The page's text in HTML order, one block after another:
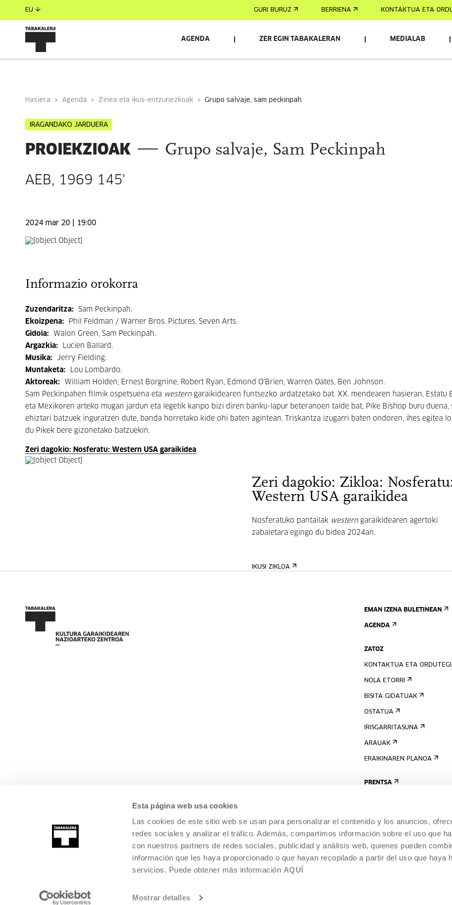
Esta página web usa cookies
Las cookies de este sitio web se usan para personalizar el contenido y los anuncios,
redes sociales y analizar el tráfico. Además, compartimos información sobre el uso que
con nuestros partners de redes sociales, publicidad y análisis web, quienes pueden
información que les haya proporcionado o que hayan recopilado a partir del uso que haya
servicios. Puede obtener más información AQUÍ
Mostrar detalles
EU GURI BURUZ BERRIENA KONTAKTUA ETA
AGENDA ZER EGIN TABAKALERAN MEDIALAB
Hasiera Agenda Zinea eta ikus-entzunezkoak grupo salvaje, sam peckinpah
IRAGANDAKO JARDUERA
PROIEKZIOAK Grupo salvaje, Sam Peckinpah
AEB, 1969 145'
2024 mar 20 | 19:00
Informazio orokorra
Zuzendaritza:
Sam Peckinpah.
Ekoizpena:
Phil Feldman / Warner Bros. Pictures, Seven Arts.
Gidoia:
Walon Green, Sam Peckinpah.
Argazkia:
Lucien Ballard.
Musika:
Jerry Fielding.
Muntaketa:
Lou Lombardo.
Aktoreak:
William Holden, Ernest Borgnine, Robert Ryan, Edmond O’Brien, Warren Oates, Ben Johnson.
Sam Peckinpahen filmik ospetsuena eta western garaikidearen funtsezko ardatzetako bat. XX. mendearen hasieran, Estatu
eta Mexikoren arteko mugan jardun eta legetik kanpo bizi diren banku-lapur beteranoen talde bat, Pike Bishop buru duena,
ehiztari batzuek inguratzen dute, banda horretako kide ohi baten agintean. Triskantza izugarri baten ondoren, ihes egitea
du Pikek bere gizonetako batzuekin.
Zeri dagokio: Nosferatu: Western USA garaikidea
Zeri dagokio: Zikloa:
Western USA garaikidea
Nosferatuko pantailak westerngaraikidearen agertoki
zabaletara egingo du bidea 2024an.
IKUSI ZIKLOA
EMAN IZENA BULETINEAN
AGENDA
ZATOZ
KONTAKTUA ETA
NOLA ETORRI
BISITA GIDATUAK
OSTATUA
IRISGARRITASUNA
ARAUAK
ERAIKINAREN PLANOA
PRENTSA
2026 TABAKALERA. KULTURA GARAIKIDEAREN NAZIOARTEKO ZENTROA,